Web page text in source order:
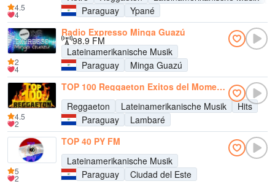
Paraguay
Ypané
4.5
4
Radio Expresso Minga Guazú
98.9 FM
Lateinamerikanische Musik
Paraguay
Minga Guazú
2
4
TOP 100 Reggaeton Exitos del Momento Radio
Reggaeton
Lateinamerikanische Musik
Hits
Paraguay
Lambaré
4.5
2
TOP 40 PY FM
Lateinamerikanische Musik
Paraguay
Ciudad del Este
5
2